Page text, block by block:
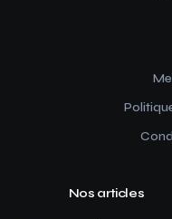
Nos articles